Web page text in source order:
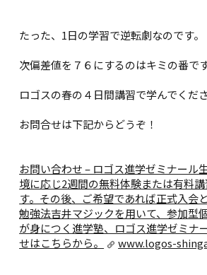
たった、1日の学習で逆転劇なのです。
次偏差値を７６にするのはキミの番です
ロゴスの春の４日間講習で学んでくだ
お問合せは下記からどうぞ！
お問い合わせ – ロゴス進学ゼミナール
境に応じ2週間の無料体験または有料
す。その後、ご希望であれば正式入会
勉強法吉井マジックを用いて、参加型
が身につく進学塾、ロゴス進学ゼミナ
せはこちらから。
www.logos-